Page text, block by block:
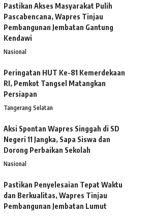
Pastikan Akses Masyarakat Pulih
Pascabencana, Wapres Tinjau
Pembangunan Jembatan Gantung
Kendawi
Nasional
Peringatan HUT Ke-81 Kemerdekaan
RI, Pemkot Tangsel Matangkan
Persiapan
Tangerang Selatan
Aksi Spontan Wapres Singgah di SD
Negeri 11 Jangka, Sapa Siswa dan
Dorong Perbaikan Sekolah
Nasional
Pastikan Penyelesaian Tepat Waktu
dan Berkualitas, Wapres Tinjau
Pembangunan Jembatan Lumut